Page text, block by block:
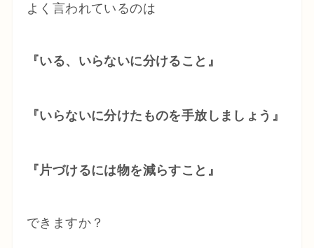
よく言われているのは
『いる、いらないに分けること』
『いらないに分けたものを手放しましょう』
『片づけるには物を減らすこと』
できますか？